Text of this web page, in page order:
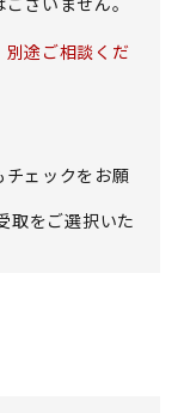
途ご相談くだ
チェックをお願
取をご選択いた